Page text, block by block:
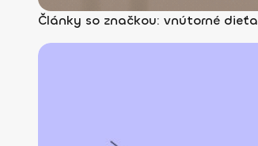
Články so značkou: vnútorné dieťa